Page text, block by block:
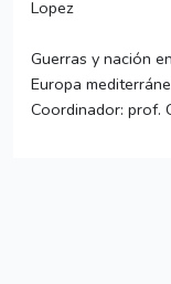
Lopez
Guerras y nación
Europa
Coordinador: prof.